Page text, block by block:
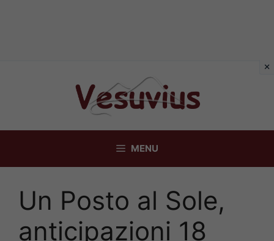
MENU
Un Posto al Sole,
anticipazioni 18